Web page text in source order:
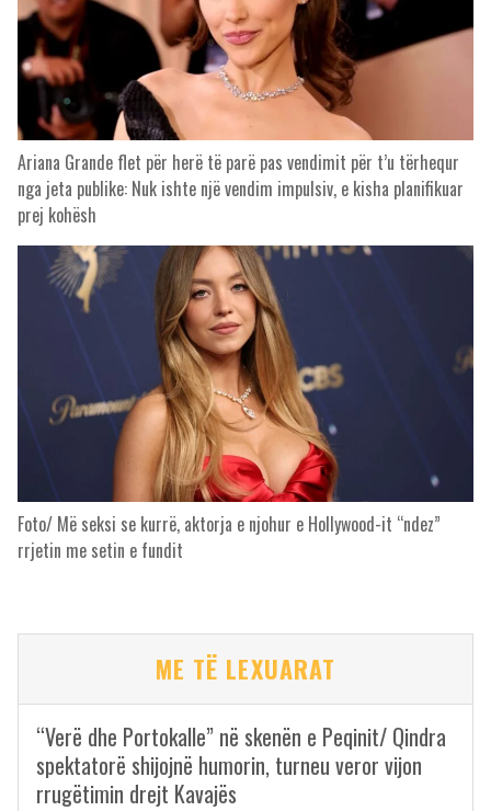
Ariana Grande flet për herë të parë pas vendimit për t’u tërhequr
nga jeta publike: Nuk ishte një vendim impulsiv, e kisha planifikuar
prej kohësh
Foto/ Më seksi se kurrë, aktorja e njohur e Hollywood-it “ndez”
rrjetin me setin e fundit
ME TË LEXUARAT
“Verë dhe Portokalle” në skenën e Peqinit/ Qindra
spektatorë shijojnë humorin, turneu veror vijon
rrugëtimin drejt Kavajës